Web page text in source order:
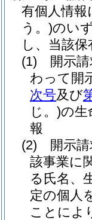
有個人情報
う。)のい
し、当該
(1)
開示
わって開
次号及び
じ。)の生
報
(2)
開示
該事業に
る氏名、
定の個人
ことによ